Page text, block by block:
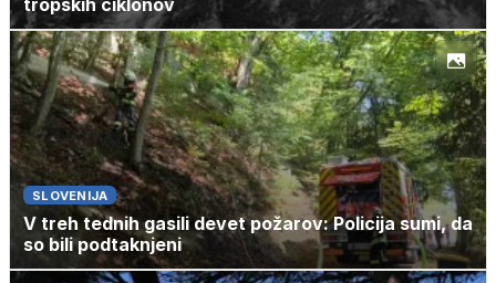
tropskih ciklonov
SLOVENIJA
V treh tednih gasili devet požarov: Policija sumi, da
so bili podtaknjeni